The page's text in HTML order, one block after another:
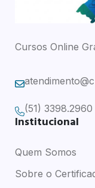
Cursos Online
(51) 3398.2960
Institucional
Quem Somos
Sobre o